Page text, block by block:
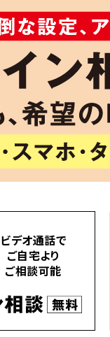
ビデオ通話で
ご自宅より
ご相談可能